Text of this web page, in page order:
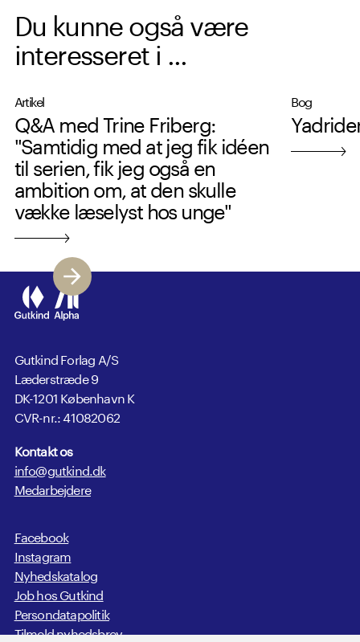
Du kunne også være
interesseret i ...
Artikel
Q&A med Trine Friberg:
"Samtidig med at jeg fik idéen
til serien, fik jeg også en
ambition om, at den skulle
vække læselyst hos unge"
Bog
Gutkind Forlag A/S
Læderstræde 9
DK-1201 København K
CVR-nr.: 41082062
Kontakt os
info@gutkind.dk
Medarbejdere
Facebook
Instagram
Nyhedskatalog
Job hos Gutkind
Persondatapolitik
Tilmeld nyhedsbrev